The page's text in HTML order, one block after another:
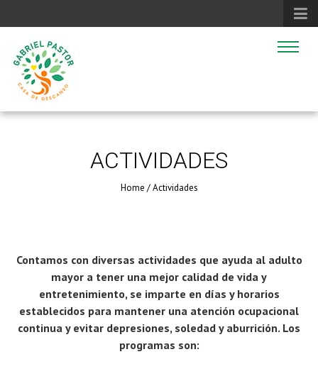
ACTIVIDADES
Home /Actividades
Contamos con diversas actividades que ayuda al adulto
mayor a tener una mejor calidad de vida y
entretenimiento, se imparte en días y horarios
establecidos para mantener una atención ocupacional
continua y evitar depresiones, soledad y aburrición. Los
programas son: